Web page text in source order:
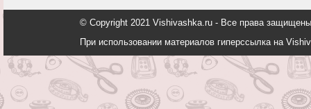
© Copyright 2021 Vishivashka.ru - Все права
При использовании материалов гиперссылка на